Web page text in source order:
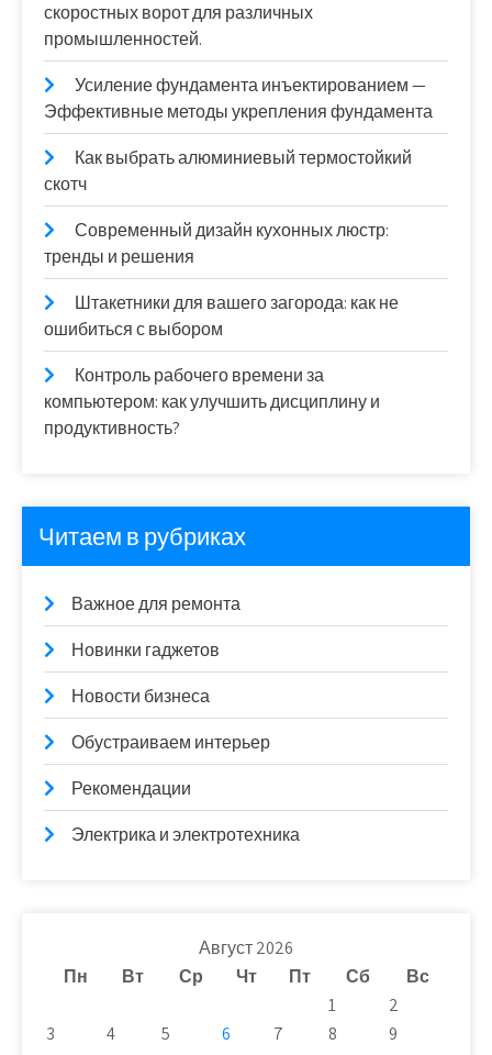
скоростных ворот для различных
промышленностей.
Усиление фундамента инъектированием —
Эффективные методы укрепления фундамента
Как выбрать алюминиевый термостойкий
скотч
Современный дизайн кухонных люстр:
тренды и решения
Штакетники для вашего загорода: как не
ошибиться с выбором
Контроль рабочего времени за
компьютером: как улучшить дисциплину и
продуктивность?
Читаем в рубриках
Важное для ремонта
Новинки гаджетов
Новости бизнеса
Обустраиваем интерьер
Рекомендации
Электрика и электротехника
Август 2026
Пн
Вт Ср Чт Пт Сб
Вс
1
2
3
4 5 6 7 8
9